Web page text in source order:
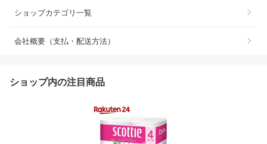
ショップカテゴリ一覧
会社概要（支払・配送方法）
ショップ内の注目商品